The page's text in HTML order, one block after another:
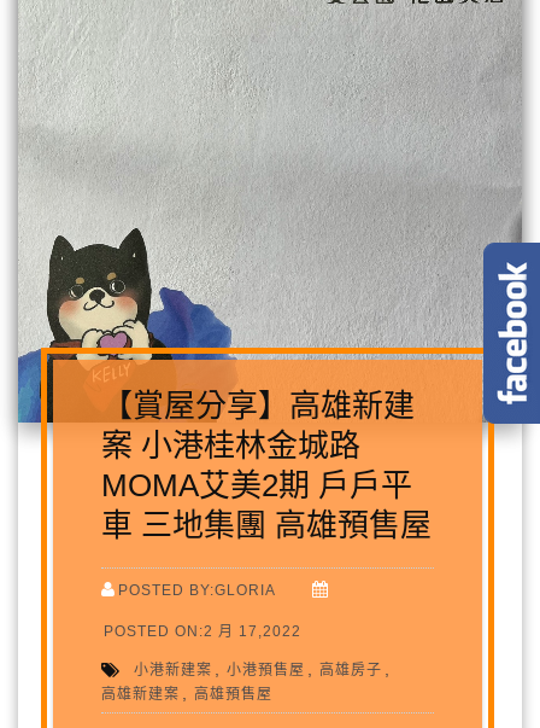
【賞屋分享】高雄新建
案 小港桂林金城路
MOMA艾美2期 戶戶平
車 三地集團 高雄預售屋
POSTED BY:GLORIA
POSTED ON:2 月 17,2022
小港新建案 ,小港預售屋 ,高雄房子
高雄新建案 ,高雄預售屋